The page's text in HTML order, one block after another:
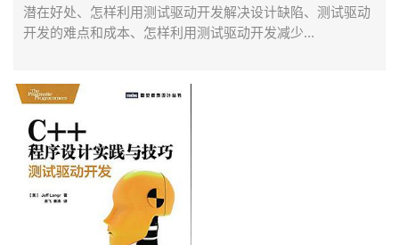
潜在好处、怎样利用测试驱动开发解决设计缺陷、测试驱动
开发的难点和成本、怎样利用测试驱动开发减少...